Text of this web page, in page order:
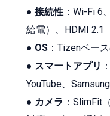
● 接続性 ：Wi-Fi 6
給電）、HDMI 2.1
● OS ：Tizenベー
● スマートアプリ
YouTube、
● カメラ ：SlimFit